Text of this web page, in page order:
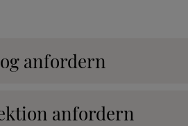
anfordern
anfordern